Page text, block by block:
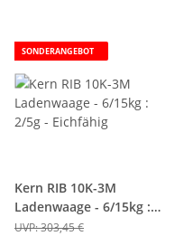
SONDERANGEBOT
Kern RIB 10K-3M
Ladenwaage - 6/15kg :
2/5g - Eichfähig
UVP:303,45 €